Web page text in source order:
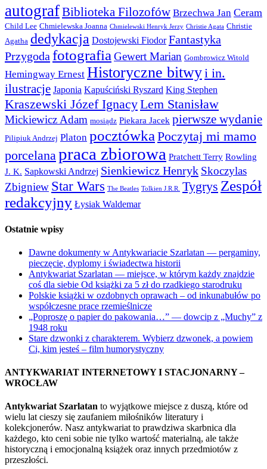
autografBiblioteka Filozofów Brzechwa Jan Ceram
Child Lee Chmielewska Joanna Chmielewski Henryk Jerzy Christie Agata Christie
Agatha dedykacja Dostojewski Fiodor Fantastyka
Przygoda fotografia Gewert Marian Gombrowicz Witold
Hemingway Ernest Historyczne bitwyi in.
ilustracje Japonia Kapuściński Ryszard King Stephen
Kraszewski Józef IgnacyLem Stanisław
Mickiewicz Adam mosiądz Piekara Jacek pierwsze wydanie
Pilipiuk Andrzej Platon pocztówka Poczytaj mi mamo
porcelanapraca zbiorowa Pratchett Terry Rowling
J. K. Sapkowski Andrzej Sienkiewicz Henryk Skoczylas
Zbigniew Star Wars The Beatles Tolkien J.R.R. Tygrys Zespół
redakcyjny Łysiak Waldemar
Ostatnie wpisy
Dawne dokumenty w Antykwariacie Szarlatan — pergaminy,
pieczęcie, dyplomy i świadectwa historii
Antykwariat Szarlatan — miejsce, w którym każdy znajdzie
coś dla siebie Od książki za 5 zł do rzadkiego starodruku
Polskie książki w ozdobnych oprawach – od inkunabułów po
współczesne prace rzemieślnicze
„Poproszę o papier do pakowania…” — dowcip z „Muchy” z
1948 roku
Stare dzwonki z charakterem. Wybierz dzwonek, a powiem
Ci, kim jesteś – film humorystyczny
ANTYKWARIAT INTERNETOWY I STACJONARNY –
WROCŁAW
Antykwariat Szarlatan to wyjątkowe miejsce z duszą, które od
wielu lat cieszy się zaufaniem miłośników literatury i
kolekcjonerów. Nasz antykwariat to prawdziwa skarbnica dla
każdego, kto ceni sobie nie tylko wartość materialną, ale także
historyczną i emocjonalną książek oraz innych przedmiotów z
przeszłości.